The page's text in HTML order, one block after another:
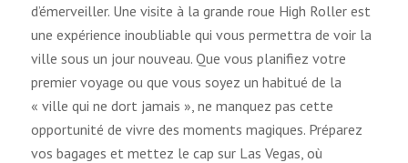
d’émerveiller. Une visite à la grande roue High Roller est
une expérience inoubliable qui vous permettra de voir la
ville sous un jour nouveau. Que vous planifiez votre
premier voyage ou que vous soyez un habitué de la
« ville qui ne dort jamais », ne manquez pas cette
opportunité de vivre des moments magiques. Préparez
vos bagages et mettez le cap sur Las Vegas, où